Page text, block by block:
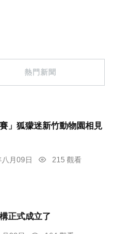
熱門新聞
」狐獴迷新竹動物園相見
月09日
215 觀看
正式成立了